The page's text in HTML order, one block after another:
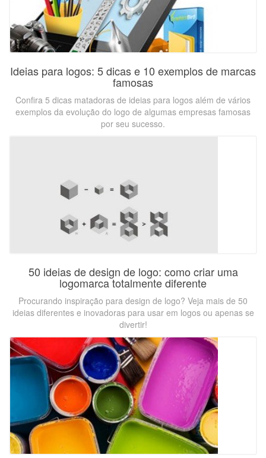
Ideias para logos: 5 dicas e 10 exemplos de marcas
famosas
Confira 5 dicas matadoras de ideias para logos além de vários
exemplos da evolução do logo de algumas empresas famosas
por seu sucesso.
50 ideias de design de logo: como criar uma
logomarca totalmente diferente
Procurando inspiração para design de logo? Veja mais de 50
ideias diferentes e inovadoras para usar em logos ou apenas se
divertir!